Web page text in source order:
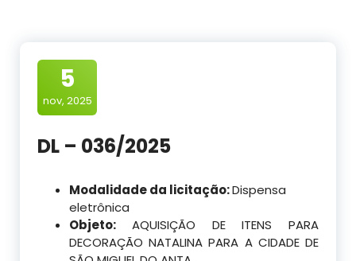
5
nov, 2025
DL – 036/2025
Modalidade da licitação:Dispensa
eletrônica
Objeto: AQUISIÇÃO DE ITENS PARA
DECORAÇÃO NATALINA PARA A CIDADE DE